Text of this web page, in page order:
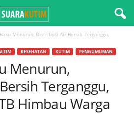
Menurun, Distribusi Air Bersih Terganggu,
KESEHATAN KUTIM PENGUMUMAN
Menurun,
Terganggu,
Himbau Warga